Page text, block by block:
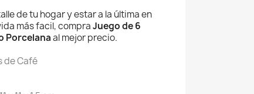
de tu hogar y estar a la última en
más facil, compraJuego de 6
Porcelanaal mejor precio.
de Café